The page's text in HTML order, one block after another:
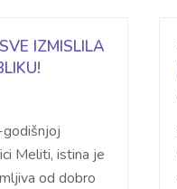
IZMISLILA
Meliti, istina je
od dobro